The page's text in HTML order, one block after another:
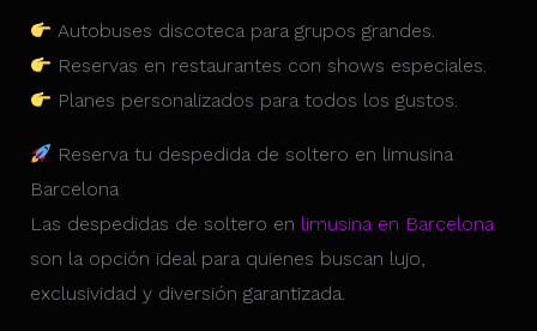
Autobuses discoteca para grupos grandes.
Reservas en restaurantes con shows especiales.
Planes personalizados para todos los gustos.
Reserva tu despedida de soltero en limusina
Barcelona
Las despedidas de soltero en limusina en Barcelona
son la opción ideal para quienes buscan lujo,
exclusividad y diversión garantizada.